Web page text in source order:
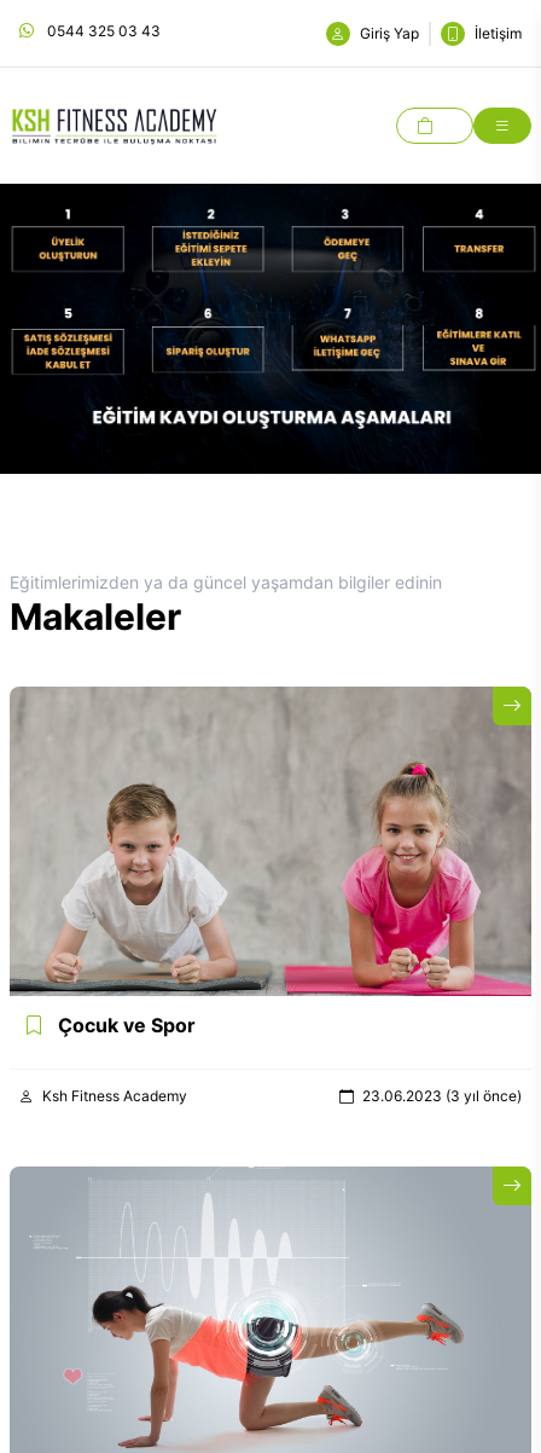
0544 325 03 43 Giriş Yap İletişim
Eğitimlerimizden ya da güncel yaşamdan bilgiler edinin
Makaleler
Çocuk ve Spor
Ksh Fitness Academy 23.06.2023 (3 yıl önce)